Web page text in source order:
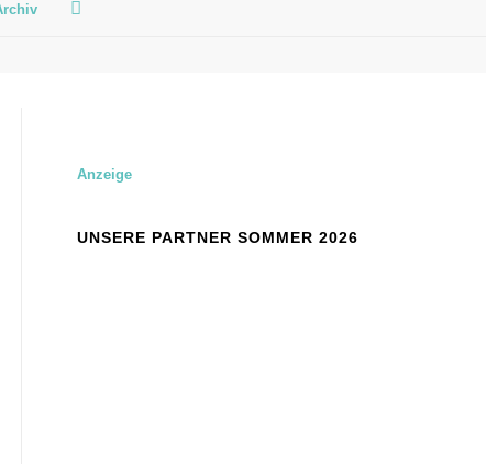
Anzeige
UNSERE PARTNER SOMMER 2026